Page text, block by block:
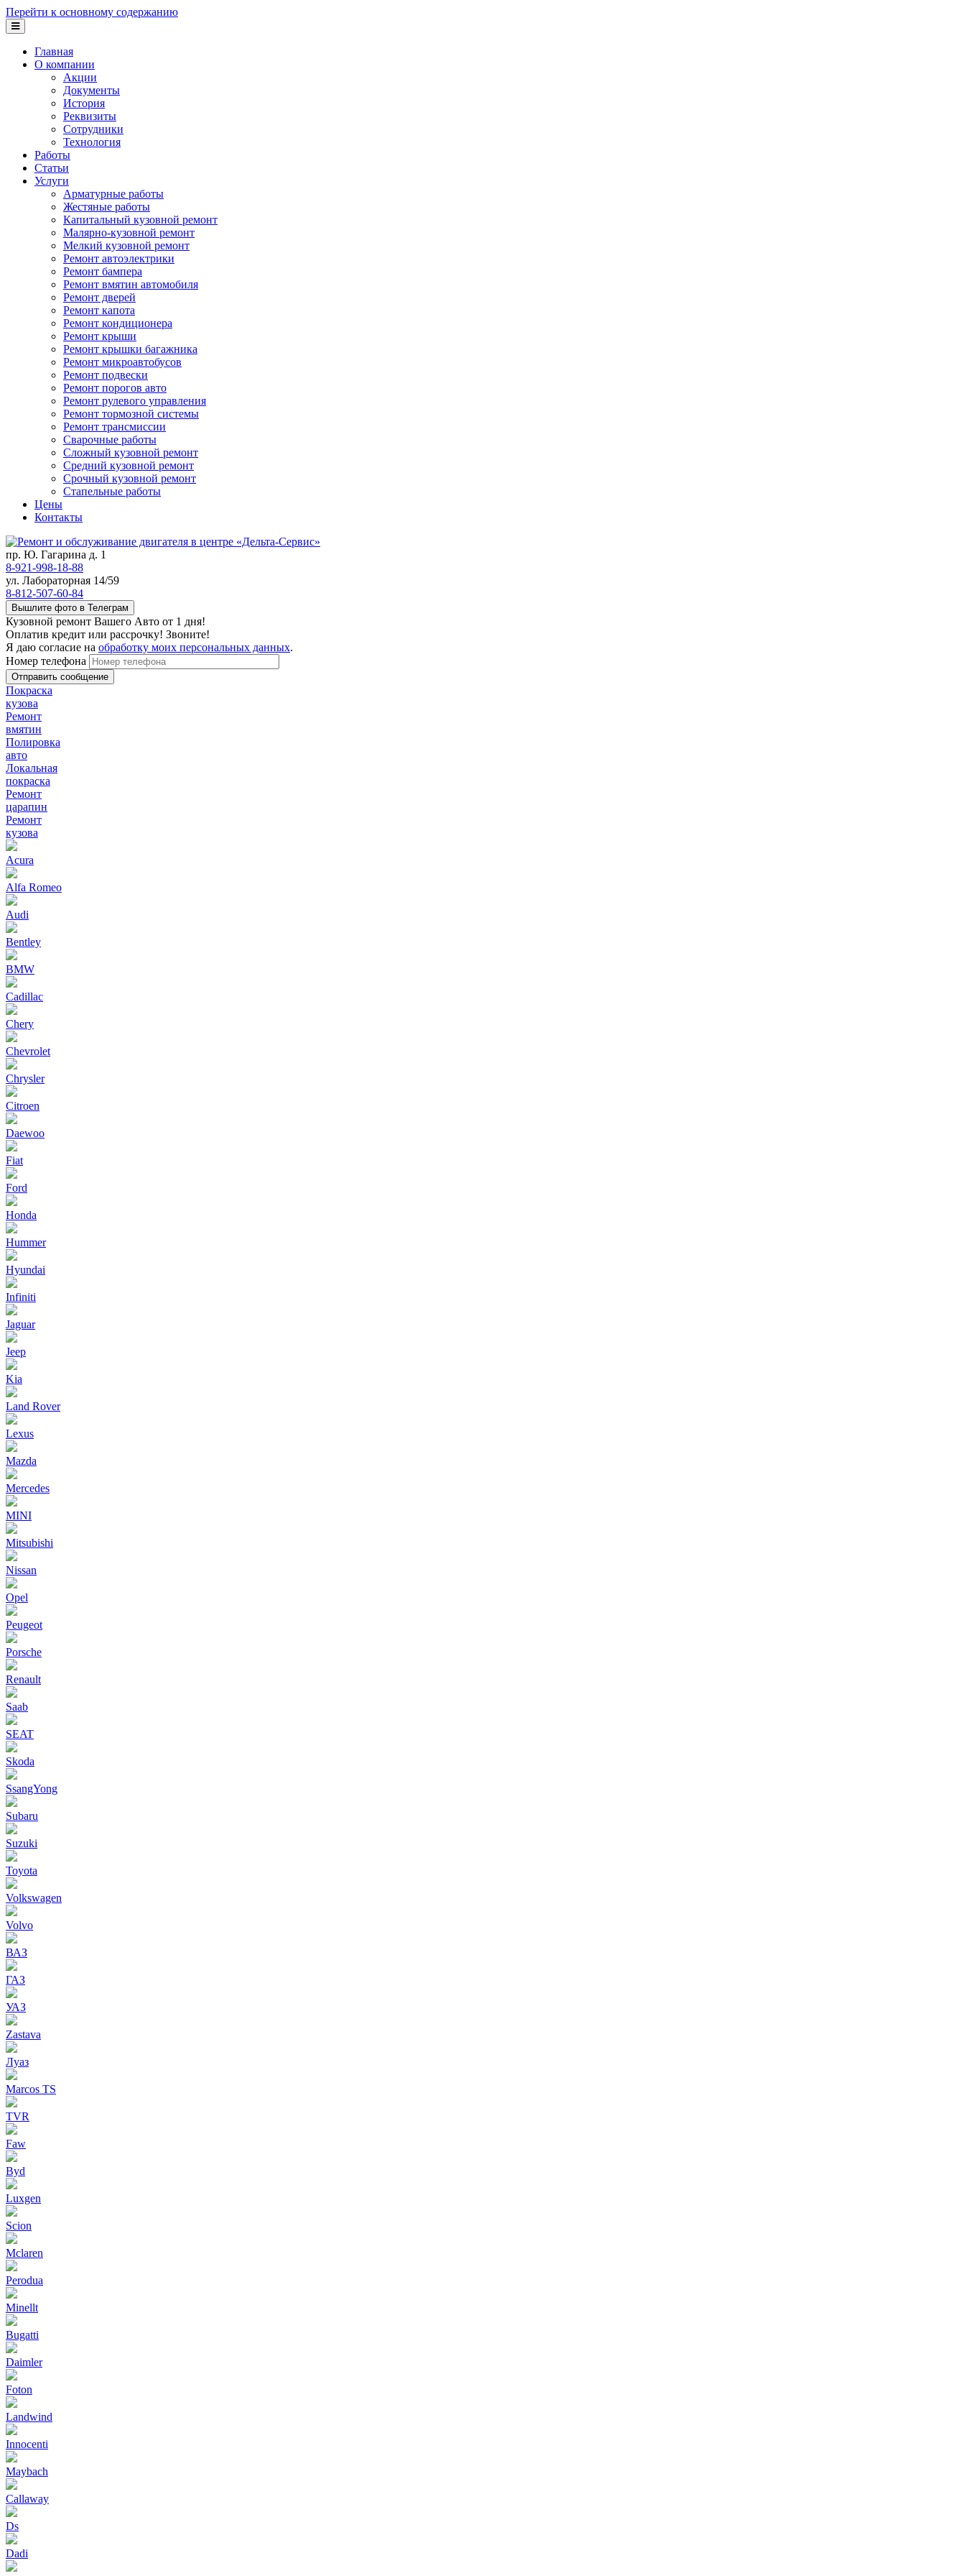
Перейти к основному содержанию
Главная
О компании
Акции
Документы
История
Реквизиты
Сотрудники
Технология
Работы
Статьи
Услуги
Арматурные работы
Жестяные работы
Капитальный кузовной ремонт
Малярно-кузовной ремонт
Мелкий кузовной ремонт
Ремонт автоэлектрики
Ремонт бампера
Ремонт вмятин автомобиля
Ремонт дверей
Ремонт капота
Ремонт кондиционера
Ремонт крыши
Ремонт крышки багажника
Ремонт микроавтобусов
Ремонт подвески
Ремонт порогов авто
Ремонт рулевого управления
Ремонт тормозной системы
Ремонт трансмиссии
Сварочные работы
Сложный кузовной ремонт
Средний кузовной ремонт
Срочный кузовной ремонт
Стапельные работы
Цены
Контакты
пр. Ю. Гагарина д. 1
8-921-998-18-88
ул. Лабораторная 14/59
8-812-507-60-84
Вышлите фото в Телеграм
Кузовной ремонт Вашего Авто от 1 дня!
Оплатив кредит или рассрочку! Звоните!
Я даю согласие на обработку моих персональных данных.
Номер телефона
Покраска
кузова
Ремонт
вмятин
Полировка
авто
Локальная
покраска
Ремонт
царапин
Ремонт
кузова
Acura
Alfa Romeo
Audi
Bentley
BMW
Cadillac
Chery
Chevrolet
Chrysler
Citroen
Daewoo
Fiat
Ford
Honda
Hummer
Hyundai
Infiniti
Jaguar
Jeep
Kia
Land Rover
Lexus
Mazda
Mercedes
MINI
Mitsubishi
Nissan
Opel
Peugeot
Porsche
Renault
Saab
SEAT
Skoda
SsangYong
Subaru
Suzuki
Toyota
Volkswagen
Volvo
ВАЗ
ГАЗ
УАЗ
Zastava
Луаз
Marcos TS
TVR
Faw
Byd
Luxgen
Scion
Mclaren
Perodua
Minellt
Bugatti
Daimler
Foton
Landwind
Innocenti
Maybach
Callaway
Ds
Dadi